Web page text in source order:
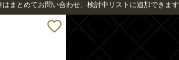
はまとめてお問い合わせ、検討中リストに追加できま